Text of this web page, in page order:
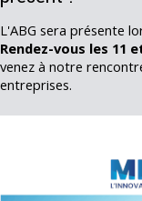
L'ABG sera présente
Rendez-vous les 11
venez à notre
entreprises.